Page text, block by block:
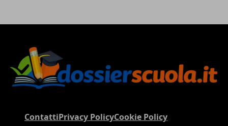
ContattiPrivacy PolicyCookie Policy